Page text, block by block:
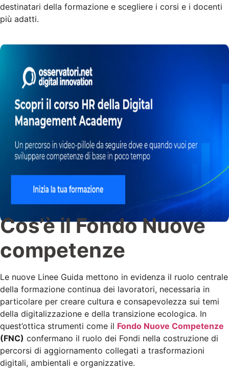
destinatari della formazione e scegliere i corsi e i docenti
più adatti.
Cos’è il Fondo Nuove
competenze
Le nuove Linee Guida mettono in evidenza il ruolo centrale
della formazione continua dei lavoratori, necessaria in
particolare per creare cultura e consapevolezza sui temi
della digitalizzazione e della transizione ecologica. In
quest’ottica strumenti come il Fondo Nuove Competenze
(FNC) confermano il ruolo dei Fondi nella costruzione di
percorsi di aggiornamento collegati a trasformazioni
digitali, ambientali e organizzative.